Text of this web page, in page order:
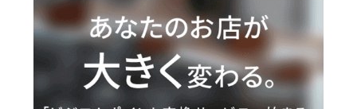
みせめぐオーナー登録店ご利用方法
みせめぐオーダー
ビジコムポイント交換サービス